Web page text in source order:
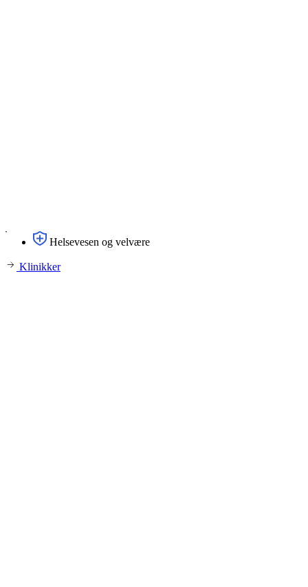
Helsevesen og velvære
Klinikker